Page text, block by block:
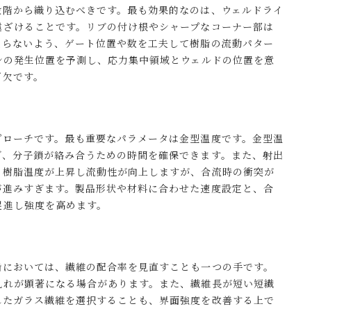
から織り込むべきです。最も効果的なのは、ウェルドライ
けることです。リブの付け根やシャープなコーナー部は
ないよう、ゲート位置や数を工夫して樹脂の流動パター
発生位置を予測し、応力集中領域とウェルドの位置を意
です。
ーチです。最も重要なパラメータは金型温度です。金型温
分子鎖が絡み合うための時間を確保できます。また、射出
脂温度が上昇し流動性が向上しますが、合流時の衝突が
みすぎます。製品形状や材料に合わせた速度設定と、合
し強度を高めます。
おいては、繊維の配合率を見直すことも一つの手です。
が顕著になる場合があります。また、繊維長が短い短繊
ガラス繊維を選択することも、界面強度を改善する上で